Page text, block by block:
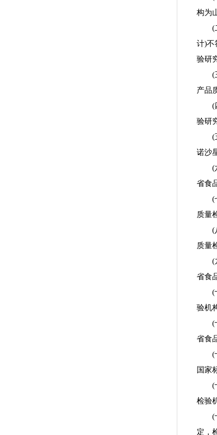
构为
(二)
计)不
验研
(三)
产品
(四)
验研
(五)
诺沙
(六)
省食
(七)
质量
(八
质量
(九)
省食
(十
验机
(十
省食
(十
国家
(十
检验
(十
定，